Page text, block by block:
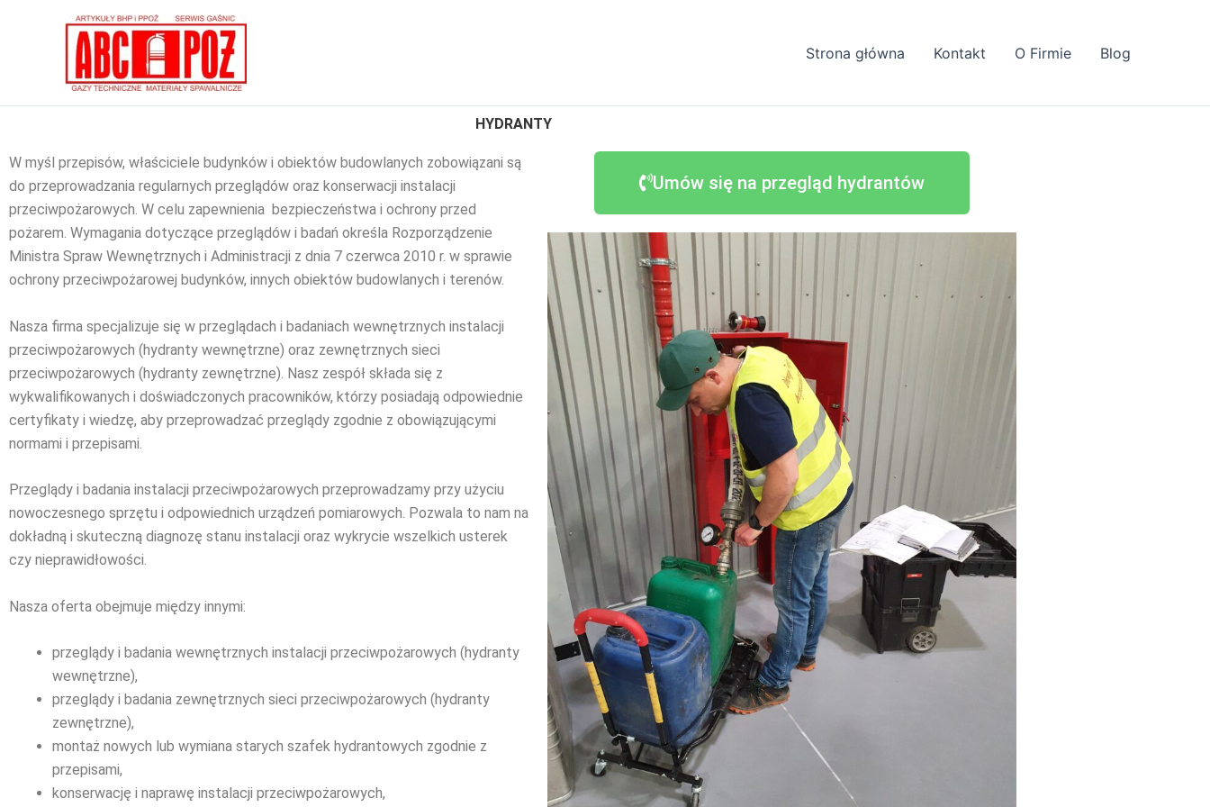
Strona główna Kontakt O Firmie Blog
HYDRANTY
W myśl przepisów, właściciele budynków i obiektów budowlanych zobowiązani są
do przeprowadzania regularnych przeglądów oraz konserwacji instalacji
przeciwpożarowych. W celu zapewnienia bezpieczeństwa i ochrony przed
pożarem. Wymagania dotyczące przeglądów i badań określa Rozporządzenie
Ministra Spraw Wewnętrznych i Administracji z dnia 7 czerwca 2010 r. w sprawie
ochrony przeciwpożarowej budynków, innych obiektów budowlanych i terenów.
Nasza firma specjalizuje się w przeglądach i badaniach wewnętrznych instalacji
przeciwpożarowych (hydranty wewnętrzne) oraz zewnętrznych sieci
przeciwpożarowych (hydranty zewnętrzne). Nasz zespół składa się z
wykwalifikowanych i doświadczonych pracowników, którzy posiadają odpowiednie
certyfikaty i wiedzę, aby przeprowadzać przeglądy zgodnie z obowiązującymi
normami i przepisami.
Przeglądy i badania instalacji przeciwpożarowych przeprowadzamy przy użyciu
nowoczesnego sprzętu i odpowiednich urządzeń pomiarowych. Pozwala to nam na
dokładną i skuteczną diagnozę stanu instalacji oraz wykrycie wszelkich usterek
czy nieprawidłowości.
Nasza oferta obejmuje między innymi:
przeglądy i badania wewnętrznych instalacji przeciwpożarowych (hydranty
wewnętrzne),
przeglądy i badania zewnętrznych sieci przeciwpożarowych (hydranty
zewnętrzne),
montaż nowych lub wymiana starych szafek hydrantowych zgodnie z
przepisami,
konserwację i naprawę instalacji przeciwpożarowych,
Umów się na przegląd hydrantów